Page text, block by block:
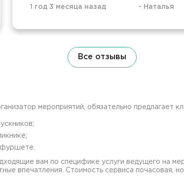
1 год 3 месяца назад - Наталья
Все отзывы
мероприятий, обязательно предлагает
фуршете.
вам по специфике услуги ведущего на
впечатления. Стоимость сервиса почасовая,